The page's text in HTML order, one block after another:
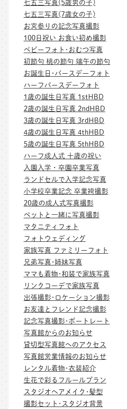
七五三写真(5歳男の子)
七五三写真(7歳女の子)
お宮参りの記念写真撮影
100日祝い お食い初め撮影
ベビーフォト･おむつ写真
初節句 桃の節句 端午の節句
お誕生日･バースデーフォト
ハーフバースデーフォト
1歳の誕生日写真 1stHBD
2歳の誕生日写真 2ndHBD
3歳の誕生日写真 3rdHBD
4歳の誕生日写真 4thHBD
5歳の誕生日写真 5thHBD
ハーフ成人式 十歳の祝い
入園入学・卒園卒業写真
ランドセルで入学記念写真
小学校卒業記念 卒業袴撮影
20歳の成人式写真撮影
ペットと一緒に写真撮影
マタニティフォト
フォトウェディング
家族写真 ファミリーフォト
兄弟写真･姉妹写真
ママも着物･和装で家族写真
リンクコーデで家族写真
出張撮影･ロケーション撮影
お友達とフレンド記念撮影
記念写真撮影･ポートレート
写真館からのお知らせ
貸切型写真館へのアクセス
写真館営業情報のお知らせ
レンタル着物･衣装紹介
生花で彩るフルールプラン
スタジオヘアメイク･髪型
撮影セット･スタジオ背景